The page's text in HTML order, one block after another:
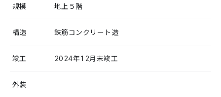
規模 地上５階
構造 鉄筋コンクリート造
竣工 2024年12月末竣工
外装